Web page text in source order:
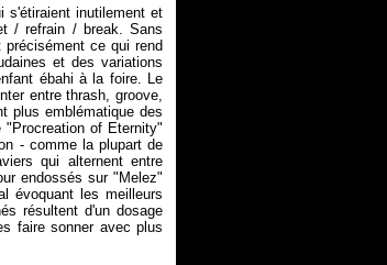
s'étiraient inutilement et
/ refrain / break. Sans
ce qui rend
et des variations
ébahi à la foire. Le
entre thrash, groove,
plus emblématique des
of Eternity"
- comme la plupart de
qui alternent entre
endossés sur "Melez"
évoquant les meilleurs
résultent d'un dosage
faire sonner avec plus